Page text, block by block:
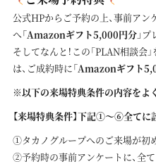
公式HPからご予約の上、事前ア
へ「Amazonギフト5,000円分」 プ
そしてなんと！この「PLAN相談会
は、ご成約時に「Amazonギフト
※以下の来場特典条件の内容をよ
【来場特典条件】下記①～⑥全てに
①タカノグループへのご来場が初
②予約時の事前アンケートに、全